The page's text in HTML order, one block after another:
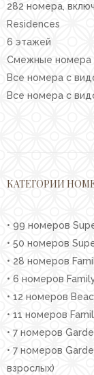
282 номера,
Residences
6 этажей
Смежные номера
Все номера с
Все номера с
КАТЕГОРИИ
• 99 номеров
• 50 номеров
• 28 номеров
• 6 номеров
• 12 номеров
• 11 номеров
• 7 номеров
• 7 номеров
взрослых)